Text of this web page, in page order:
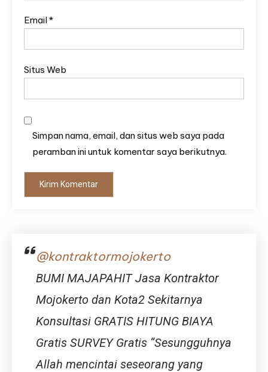
Email*
Situs Web
Simpan nama, email, dan situs web saya pada
peramban ini untuk komentar saya berikutnya.
@kontraktormojokerto
BUMI MAJAPAHIT Jasa Kontraktor
Mojokerto dan Kota2 Sekitarnya
Konsultasi GRATIS HITUNG BIAYA
Gratis SURVEY Gratis “Sesungguhnya
Allah mencintai seseorang yang